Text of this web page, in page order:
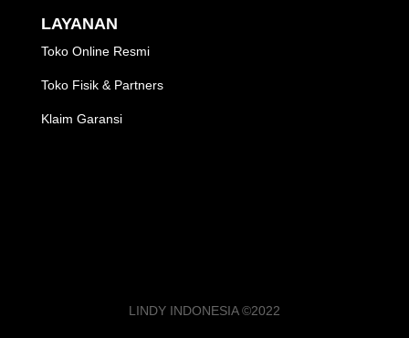
LAYANAN
Toko Online Resmi
Toko Fisik & Partners
Klaim Garansi
LINDY INDONESIA ©2022